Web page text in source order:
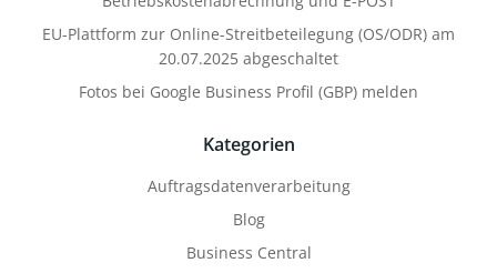
EU-Plattform zur Online-Streitbeteilegung (OS/ODR) am
20.07.2025 abgeschaltet
Fotos bei Google Business Profil (GBP) melden
Kategorien
Auftragsdatenverarbeitung
Blog
Business Central